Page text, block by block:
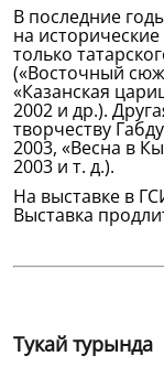
В последние
на
только
(«Восточный
«Казанская
2002 и др.).
творчеству
2003, «Весна в
2003 и т. д.).
На выставке в
Выставка
Тукай турында